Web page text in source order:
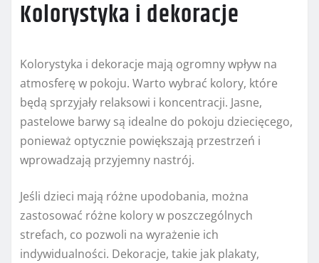
Kolorystyka i dekoracje
Kolorystyka i dekoracje mają ogromny wpływ na
atmosferę w pokoju. Warto wybrać kolory, które
będą sprzyjały relaksowi i koncentracji. Jasne,
pastelowe barwy są idealne do pokoju dziecięcego,
ponieważ optycznie powiększają przestrzeń i
wprowadzają przyjemny nastrój.
Jeśli dzieci mają różne upodobania, można
zastosować różne kolory w poszczególnych
strefach, co pozwoli na wyrażenie ich
indywidualności. Dekoracje, takie jak plakaty,